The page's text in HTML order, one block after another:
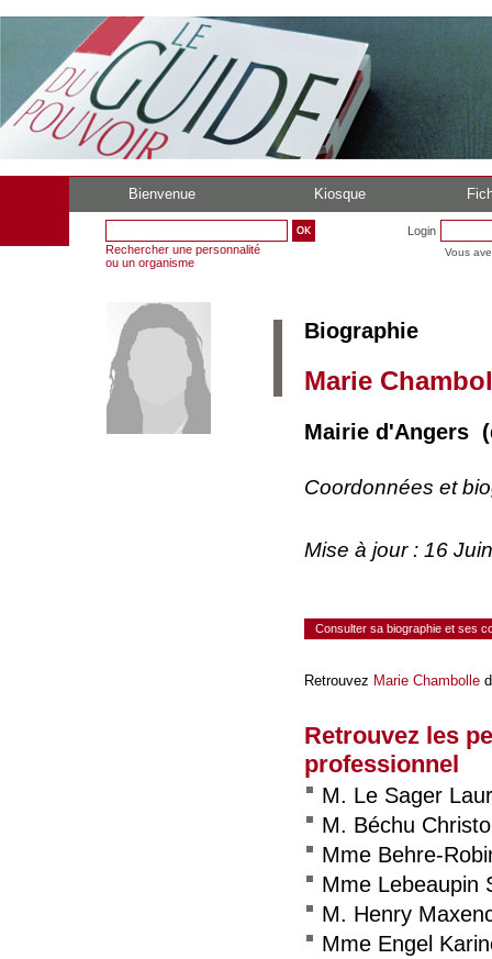
Bienvenue Kiosque
Rechercher une personnalité
ou un organisme
Login
Vous
Biographie
Marie
Mairie d'Angers
Coordonnées et
Mise à jour : 16
Consulter sa biographie et ses
Retrouvez Marie Chambolle
Retrouvez les
professionnel
M. Le Sager
M. Béchu
Mme Behre-
Mme Lebeaupin
M. Henry
Mme Engel